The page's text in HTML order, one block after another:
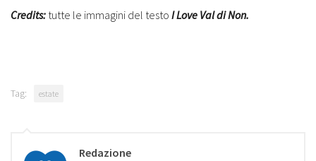
Credits: tutte le immagini del testo I Love Val di Non.
Tag: estate
Redazione